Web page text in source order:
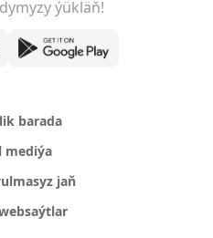
ýükläň!
barada
mediýa
jaň